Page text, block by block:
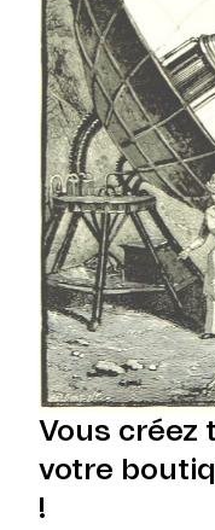
Vous
votre
!